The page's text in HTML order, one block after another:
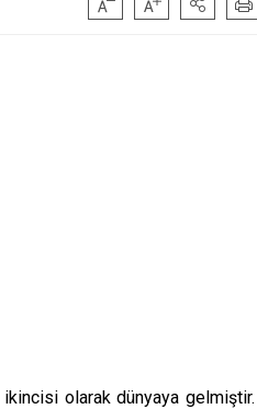
olarak dünyaya gelmiştir.